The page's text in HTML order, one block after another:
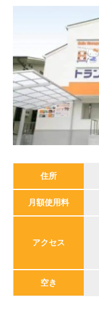
住所
月額使用料
アクセス
空き